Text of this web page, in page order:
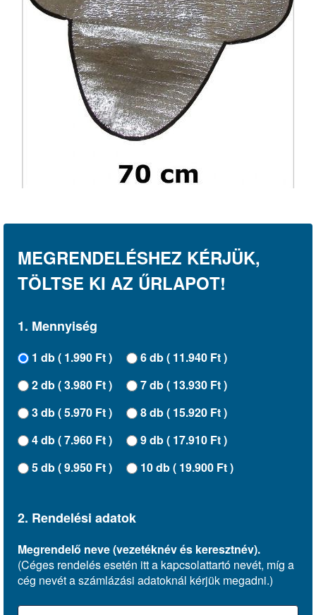
MEGRENDELÉSHEZ KÉRJÜK,
TÖLTSE KI AZ ŰRLAPOT!
1. Mennyiség
1 db ( 1.990 Ft )
2 db ( 3.980 Ft )
3 db ( 5.970 Ft )
4 db ( 7.960 Ft )
5 db ( 9.950 Ft )
6 db ( 11.940 Ft )
7 db ( 13.930 Ft )
8 db ( 15.920 Ft )
9 db ( 17.910 Ft )
10 db ( 19.900 Ft )
2. Rendelési adatok
Megrendelő neve (vezetéknév és keresztnév).
(Céges rendelés esetén itt a kapcsolattartó nevét, míg a
cég nevét a számlázási adatoknál kérjük megadni.)